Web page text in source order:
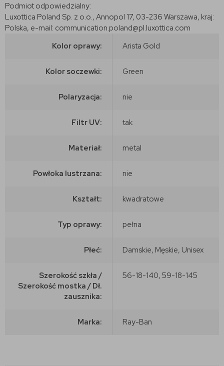
Podmiot odpowiedzialny:
Luxottica Poland Sp. z o.o., Annopol 17, 03-236 Warszawa, kraj:
Polska, e-mail: communication.poland@pl.luxottica.com
Kolor oprawy:
Arista Gold
Kolor soczewki: Green
Polaryzacja: nie
Filtr UV: tak
Materiał: metal
Powłoka lustrzana: nie
Kształt: kwadratowe
Typ oprawy: pełna
Płeć: Damskie, Męskie, Unisex
Szerokość szkła /
Szerokość mostka / Dł.
zausznika:
56-18-140, 59-18-145
Marka: Ray-Ban